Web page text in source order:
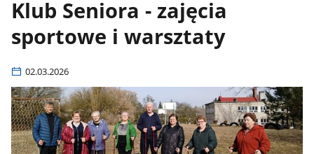
Klub Seniora - zajęcia
sportowe i warsztaty
02.03.2026